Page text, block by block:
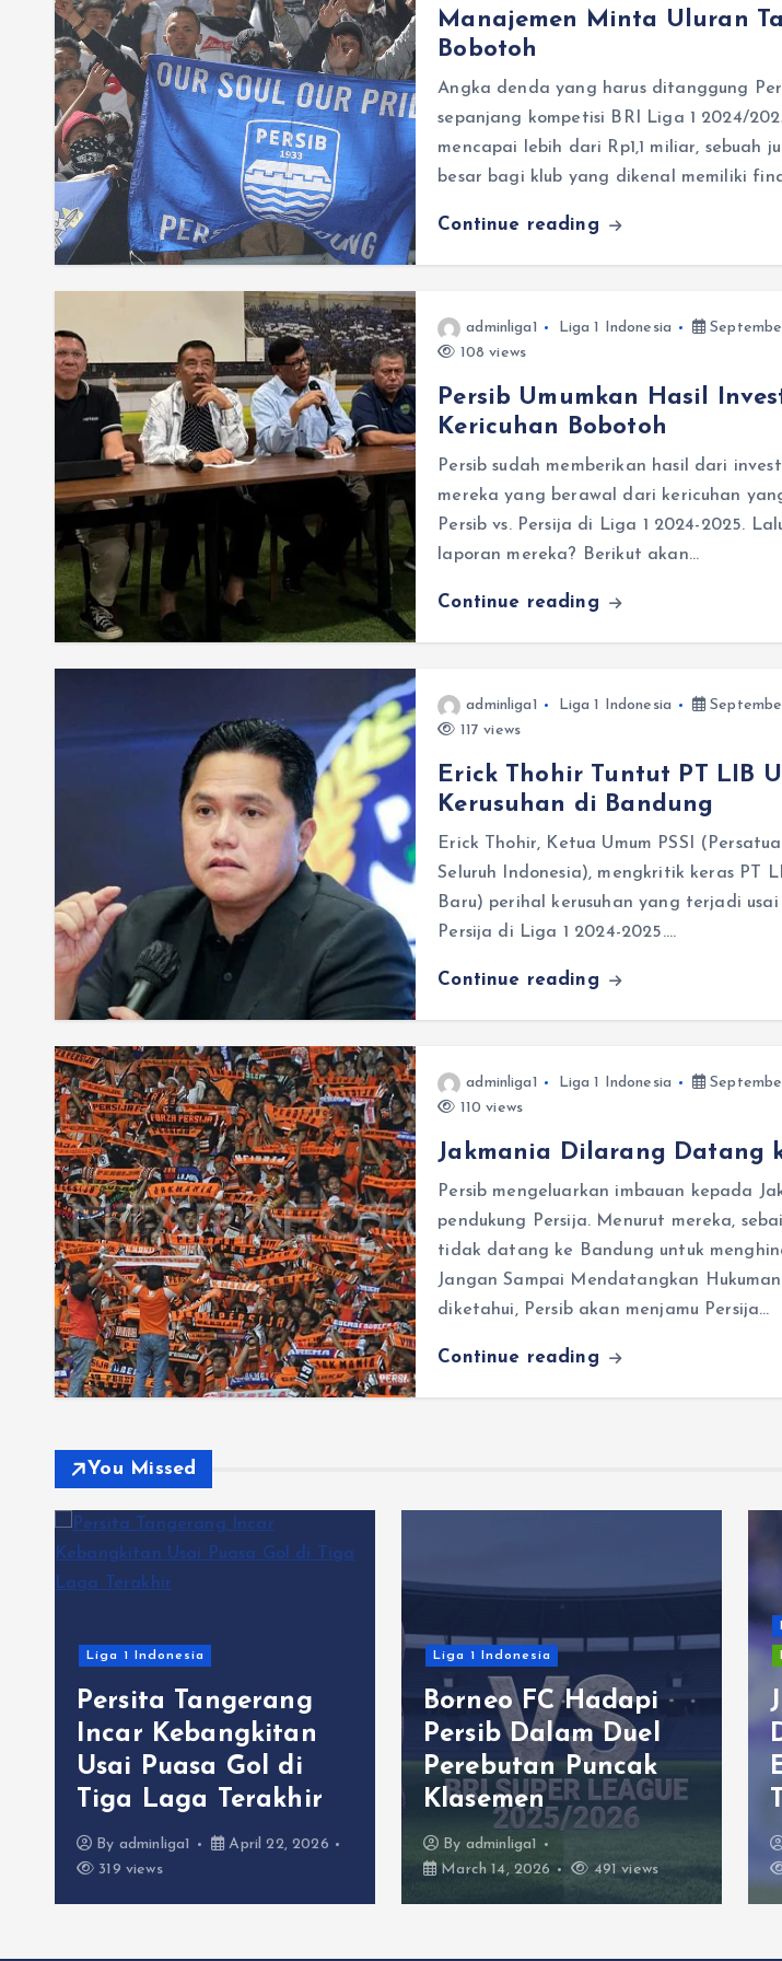
Manajemen Minta Uluran
Bobotoh
Angka denda yang harus ditanggung
sepanjang kompetisi BRI Liga 1 2024/
mencapai lebih dari Rp1,1 miliar, sebuah
besar bagi klub yang dikenal memiliki
Continue reading
adminliga1 Liga 1 Indonesia
108 views
Persib Umumkan Hasil
Kericuhan Bobotoh
Persib sudah memberikan hasil dari
mereka yang berawal dari kericuhan
Persib vs. Persija di Liga 1 2024-2025.
laporan mereka? Berikut akan…
Continue reading
adminliga1 Liga 1 Indonesia
117 views
Erick Thohir Tuntut PT LIB
Kerusuhan di Bandung
Erick Thohir, Ketua Umum PSSI
Seluruh Indonesia), mengkritik keras PT
Baru) perihal kerusuhan yang terjadi usai
Persija di Liga 1 2024-2025.…
Continue reading
adminliga1 Liga 1 Indonesia
110 views
Jakmania Dilarang Datang
Persib mengeluarkan imbauan kepada
pendukung Persija. Menurut mereka,
tidak datang ke Bandung untuk
Jangan Sampai Mendatangkan
diketahui, Persib akan menjamu Persija…
Continue reading
You Missed
Liga 1 Indonesia
Persita Tangerang
Incar Kebangkitan
Usai Puasa Gol di
Tiga Laga Terakhir
By adminliga1
April 22, 2026
319 views
Liga 1 Indonesia
Borneo FC Hadapi
Persib Dalam Duel
Perebutan Puncak
Klasemen
By adminliga1
March 14, 2026
491 views